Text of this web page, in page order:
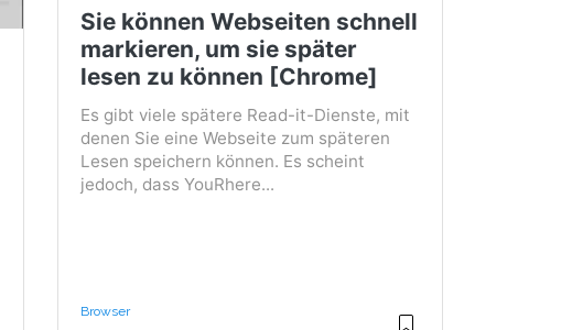
Sie können Webseiten schnell
markieren, um sie später
lesen zu können [Chrome]
Es gibt viele spätere Read-it-Dienste, mit
denen Sie eine Webseite zum späteren
Lesen speichern können. Es scheint
jedoch, dass YouRhere...
Browser